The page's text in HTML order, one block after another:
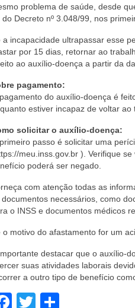
problema de saúde, desde
do Decreto nº 3.048/99, nos
a incapacidade ultrapassar esse
por 15 dias, retornar ao
ao auxílio-doença a partir da
pagamento:
do auxílio-doença é
estiver incapaz de voltar ao
solicitar o auxílio-doença:
passo é solicitar uma
meu.inss.gov.br ). Verifique
poderá ser negado.
com atenção todas as
documentos necessários, como
o INSS e documentos médicos
o motivo do afastamento for um
destacar que o auxílio-
suas atividades laborais
a outro tipo de benefício
Facebook
Twitter